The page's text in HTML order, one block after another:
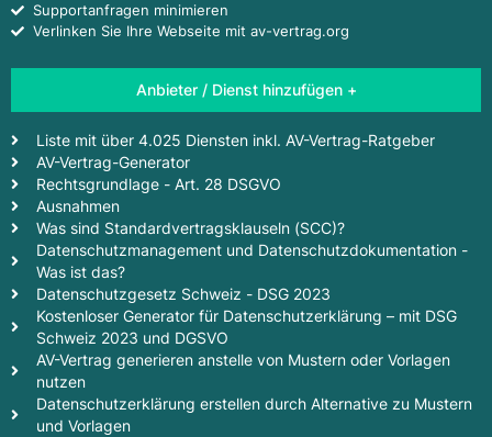
Supportanfragen minimieren
Verlinken Sie Ihre Webseite mit av-vertrag.org
Anbieter / Dienst hinzufügen +
Liste mit über 4.025 Diensten inkl. AV-Vertrag-Ratgeber
AV-Vertrag-Generator
Rechtsgrundlage - Art. 28 DSGVO
Ausnahmen
Was sind Standardvertragsklauseln (SCC)?
Datenschutzmanagement und Datenschutzdokumentation -
Was ist das?
Datenschutzgesetz Schweiz - DSG 2023
Kostenloser Generator für Datenschutzerklärung – mit DSG
Schweiz 2023 und DGSVO
AV-Vertrag generieren anstelle von Mustern oder Vorlagen
nutzen
Datenschutzerklärung erstellen durch Alternative zu Mustern
und Vorlagen